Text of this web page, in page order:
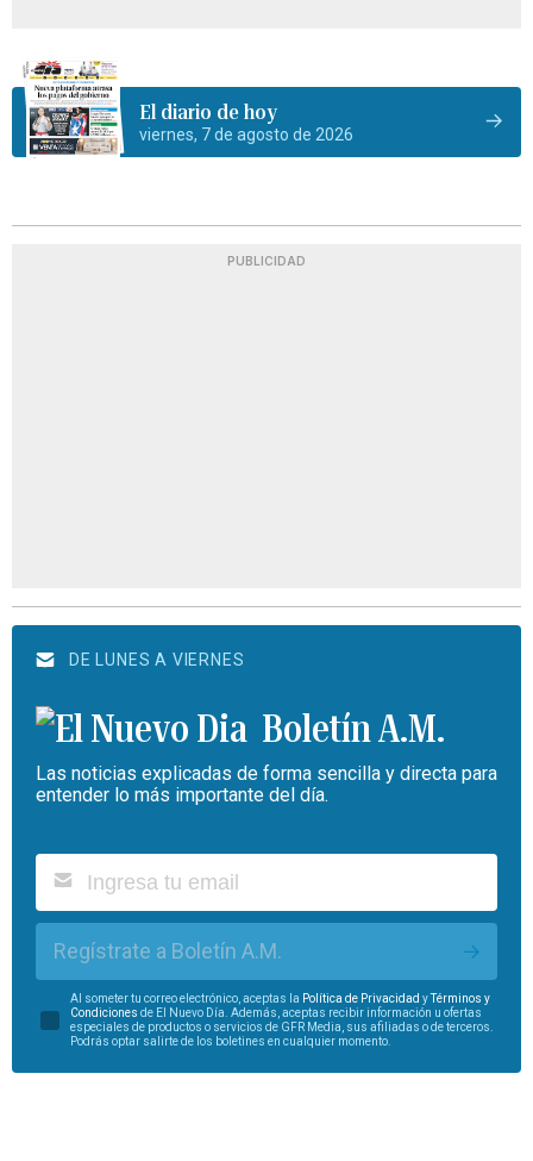
El diario de hoy
viernes, 7 de agosto de 2026
PUBLICIDAD
DE LUNES A VIERNES
Boletín A.M.
Las noticias explicadas de forma sencilla y directa para
entender lo más importante del día.
Regístrate a Boletín A.M.
Al someter tu correo electrónico, aceptas la Política de Privacidad yTérminos y
Condiciones de El Nuevo Día. Además, aceptas recibir información u ofertas
especiales de productos o servicios de GFR Media, sus afiliadas o de terceros.
Podrás optar salirte de los boletines en cualquier momento.